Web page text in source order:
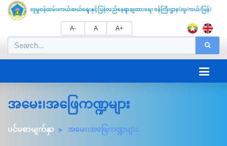
A- A A+
အမေး၊အဖြေကဏ္ဍများ
ပင်မစာမျက်နှာ အမေး၊အဖြေကဏ္ဍများ